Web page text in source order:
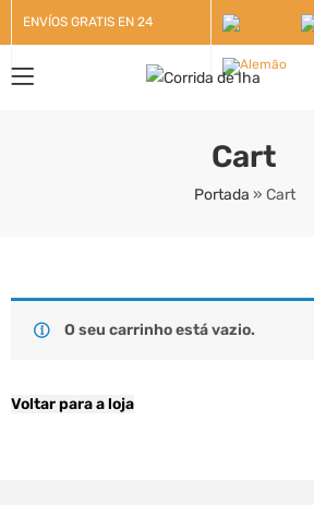
ENVÍOS GRATIS EN 24
HORAS +100€
Cart
Portada » Cart
O seu carrinho está vazio.
Voltar para a loja